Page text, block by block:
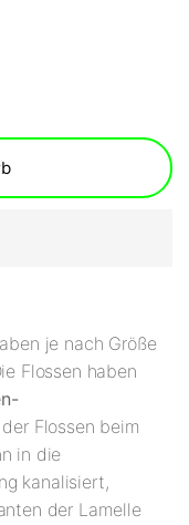
je nach Größe
Flossen haben
Flossen beim
in die
kanalisiert,
der Lamelle